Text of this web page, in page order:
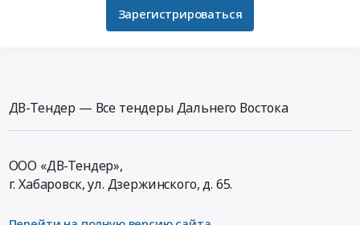
Зарегистрироваться
ДВ-Тендер — Все тендеры Дальнего Востока
ООО «ДВ-Тендер»,
г. Хабаровск,ул. Дзержинского, д. 65.